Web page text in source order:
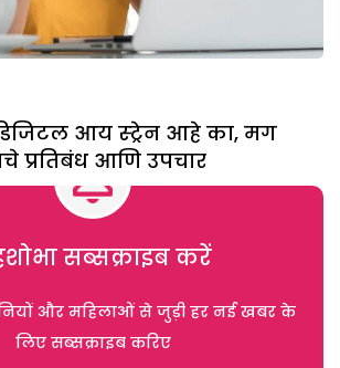
आय स्ट्रेन आहे का, मग
प्रतिबंध आणि उपचार
सब्सक्राइब करें
और महिलाओं से जुड़ी हर नई खबर के
लिए सब्सक्राइब करिए